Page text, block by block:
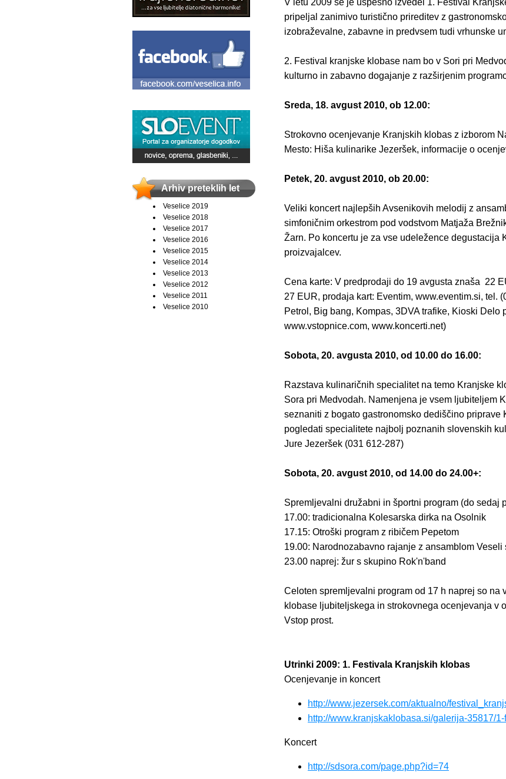
Arhiv preteklih let
Veselice 2019
Veselice 2018
Veselice 2017
Veselice 2016
Veselice 2015
Veselice 2014
Veselice 2013
Veselice 2012
Veselice 2011
Veselice 2010
V letu 2009 se je uspešno izvedel 1. Festival
pripeljal zanimivo turistično prireditev z
izobraževalne, zabavne in predvsem tudi vrhunske
2. Festival kranjske klobase nam bo v Sori pri
kulturno in zabavno dogajanje z razširjenim
Sreda, 18. avgust 2010, ob 12.00:
Strokovno ocenjevanje Kranjskih klobas z izborom
Mesto: Hiša kulinarike Jezeršek, informacije o
Petek, 20. avgust 2010, ob 20.00:
Veliki koncert najlepših Avsenikovih melodij z
simfoničnim orkestrom pod vodstvom Matjaža
Žarn. Po koncertu je za vse udeležence degustacija
proizvajalcev.
Cena karte: V predprodaji do 19 avgusta znaša 22
27 EUR, prodaja kart: Eventim, www.eventim.si, tel.
Petrol, Big bang, Kompas, 3DVA trafike, Kioski Delo
www.vstopnice.com, www.koncerti.net)
Sobota, 20. avgusta 2010, od 10.00 do 16.00:
Razstava kulinaričnih specialitet na temo Kranjske
Sora pri Medvodah. Namenjena je vsem ljubiteljem
seznaniti z bogato gastronomsko dediščino priprave
pogledati specialitete najbolj poznanih slovenskih
Jure Jezeršek (031 612-287)
Sobota, 20. avgust 2010, od 14.00 do 24.00+:
Spremljevalni družabni in športni program (do sedaj
17.00: tradicionalna Kolesarska dirka na Osolnik
17.15: Otroški program z ribičem Pepetom
19.00: Narodnozabavno rajanje z ansamblom Veseli
23.00 naprej: žur s skupino Rok'n'band
Celoten spremljevalni program od 17 h naprej so na
klobase ljubiteljskega in strokovnega ocenjevanja v
Vstop prost.
Utrinki 2009: 1. Festivala Kranjskih klobas
Ocenjevanje in koncert
http://www.jezersek.com/aktualno/
http://www.kranjskaklobasa.si/galerija-35817/
Koncert
http://sdsora.com/page.php?id=74